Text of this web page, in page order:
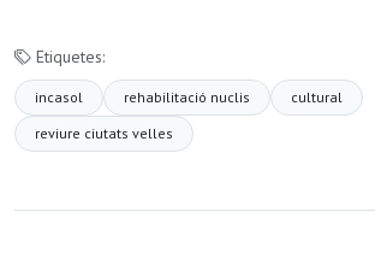
Etiquetes:
incasol rehabilitació nuclis
cultural
reviure ciutats velles